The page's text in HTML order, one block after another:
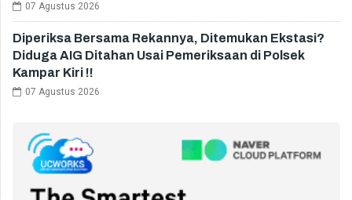
07 Agustus 2026
Diperiksa Bersama Rekannya, Ditemukan Ekstasi?
Diduga AIG Ditahan Usai Pemeriksaan di Polsek
Kampar Kiri !!
07 Agustus 2026